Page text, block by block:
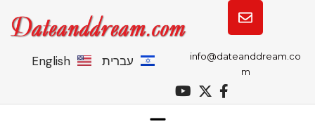
info@dateanddream.co
m
עברית English